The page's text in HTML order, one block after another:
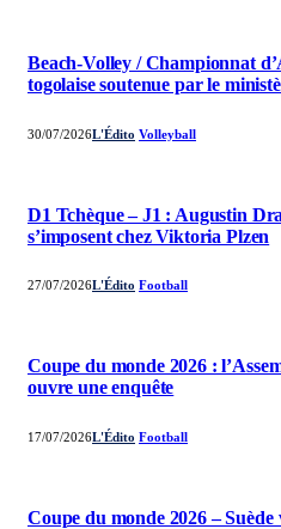
Beach-Volley / Championnat
togolaise soutenue par le
30/07/2026L'Édito Volleyball
D1 Tchèque – J1 : Augustin
s’imposent chez Viktoria Plzen
27/07/2026L'Édito Football
Coupe du monde 2026 :
ouvre une enquête
17/07/2026L'Édito Football
Coupe du monde 2026 –